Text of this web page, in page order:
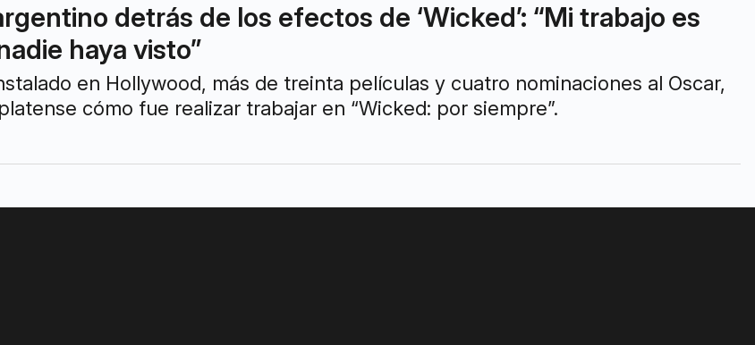
detrás de los efectos de ‘Wicked’: “Mi trabajo es
haya visto”
en Hollywood, más de treinta películas y cuatro nominaciones al Oscar,
cómo fue realizar trabajar en “Wicked: por siempre”.